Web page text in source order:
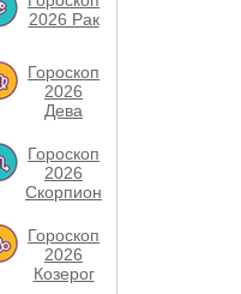
2026 Рак
Гороскоп
2026
Дева
Гороскоп
2026
Скорпион
Гороскоп
2026
Козерог